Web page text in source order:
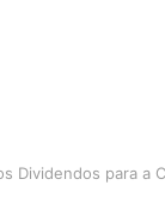
Dividendos para a